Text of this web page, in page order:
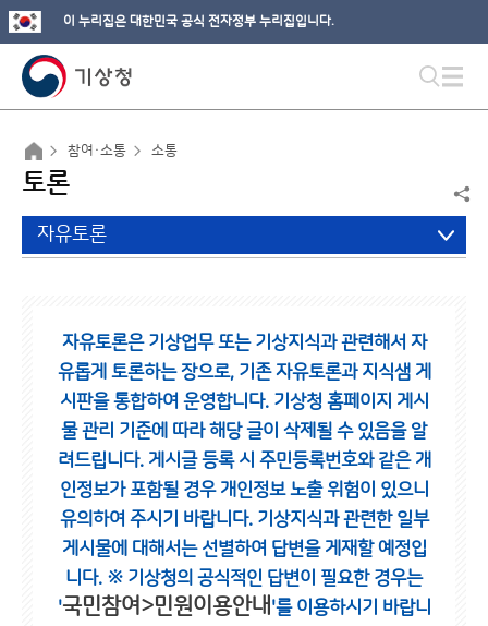
이 누리집은 대한민국 공식 전자정부 누리집입니다.
참여·소통 소통
토론
자유토론
자유토론은 기상업무 또는 기상지식과 관련해서 자
유롭게 토론하는 장으로, 기존 자유토론과 지식샘 게
시판을 통합하여 운영합니다. 기상청 홈페이지 게시
물 관리 기준에 따라 해당 글이 삭제될 수 있음을 알
려드립니다. 게시글 등록 시 주민등록번호와 같은 개
인정보가 포함될 경우 개인정보 노출 위험이 있으니
유의하여 주시기 바랍니다. 기상지식과 관련한 일부
게시물에 대해서는 선별하여 답변을 게재할 예정입
니다. ※ 기상청의 공식적인 답변이 필요한 경우는
'국민참여>민원이용안내 '를 이용하시기 바랍니